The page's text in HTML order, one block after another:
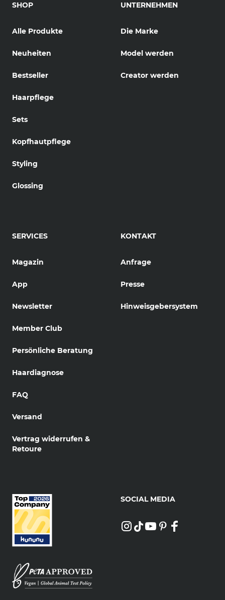
SHOP
Alle Produkte
Neuheiten
Bestseller
Haarpflege
Sets
Kopfhautpflege
Styling
Glossing
UNTERNEHMEN
Die Marke
Model werden
Creator werden
SERVICES
Magazin
App
Newsletter
Member Club
Persönliche Beratung
Haardiagnose
FAQ
Versand
Vertrag widerrufen &
Retoure
KONTAKT
Anfrage
Presse
Hinweisgebersystem
SOCIAL MEDIA